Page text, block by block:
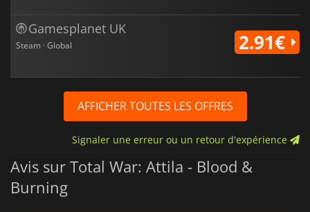
Gamesplanet UK
Steam · Global 2.91€
AFFICHER TOUTES LES OFFRES
Signaler une erreur ou un retour d'expérience
Avis sur Total War: Attila - Blood &
Burning